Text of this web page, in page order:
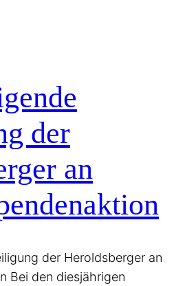
der
an
der Heroldsberger an
Bei den diesjährigen